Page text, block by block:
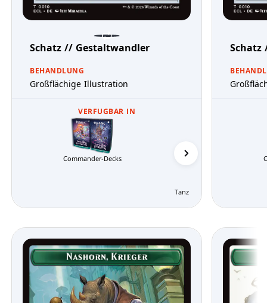
Schatz // Gestaltwandler
BEHANDLUNG
Großflächige Illustration
VERFUGBAR IN
Commander-Decks
Tanz der Elementare
Schatz